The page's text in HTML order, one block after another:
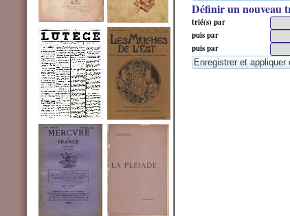
Définir un nouveau
trié(s) par
puis par
puis par